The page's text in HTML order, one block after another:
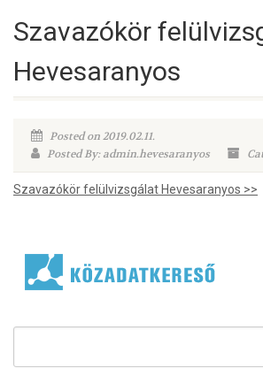
Szavazókör
Hevesaranyos
Posted on 2019.02.11.
Posted By: admin.hevesaranyos
Szavazókör felülvizsgálat Hevesaranyos >>